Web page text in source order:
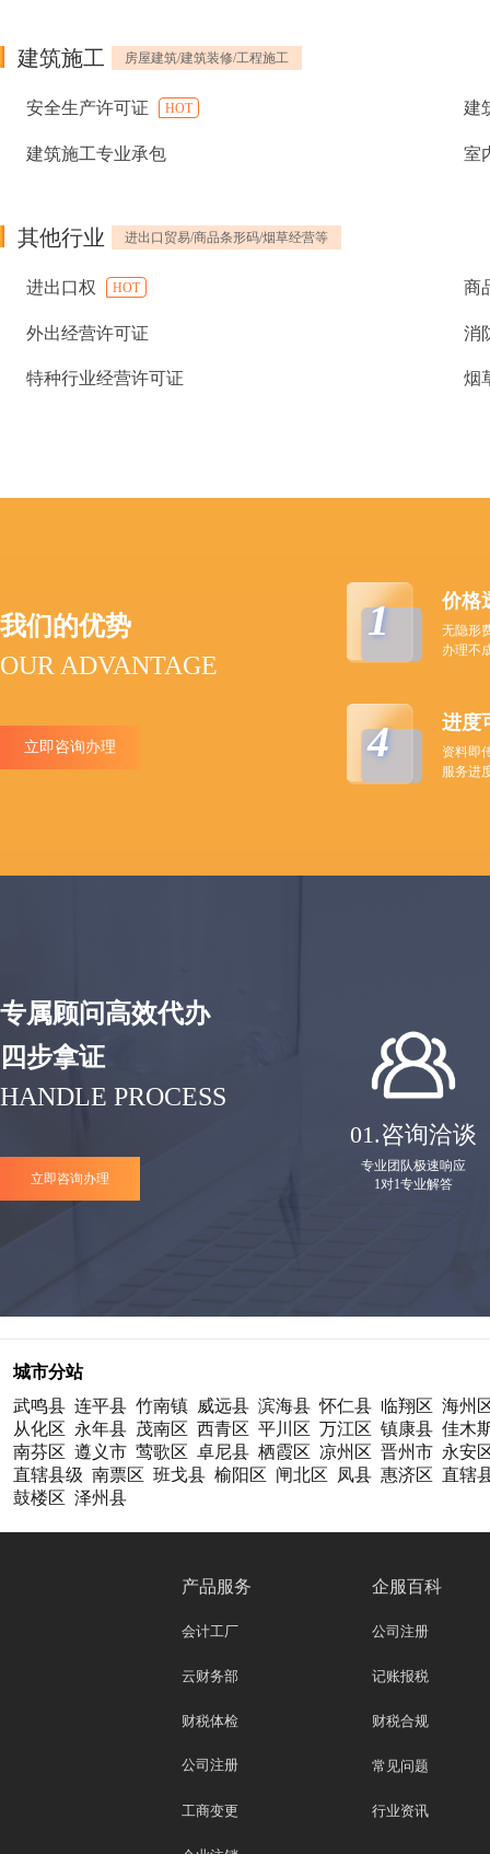
建筑施工 房屋建筑/建筑装修/工程施工
安全生产许可证 HOT 建
建筑施工专业承包 室
其他行业 进出口贸易/商品条形码/烟草经营等
进出口权 HOT 商
外出经营许可证 消
特种行业经营许可证 烟
我们的优势
OUR ADVANTAGE
立即咨询办理
1 价格
无隐形
办理不
4 进度
资料即
服务进
专属顾问高效代办
四步拿证
HANDLE PROCESS
立即咨询办理
01.咨询洽谈
专业团队极速响应
1对1专业解答
城市分站
武鸣县 连平县 竹南镇 威远县 滨海县 怀仁县 临翔区 海州
从化区 永年县 茂南区 西青区 平川区 万江区 镇康县 佳木
南芬区 遵义市 莺歌区 卓尼县 栖霞区 凉州区 晋州市 永安
直辖县级 南票区 班戈县 榆阳区 闸北区 凤县 惠济区 直辖
鼓楼区 泽州县
产品服务
会计工厂
云财务部
财税体检
公司注册
工商变更
企服百科
公司注册
记账报税
财税合规
常见问题
行业资讯